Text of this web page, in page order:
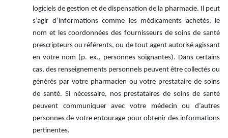
logiciels de gestion et de dispensation de la pharmacie. Il peut
s’agir d’informations comme les médicaments achetés, le
nom et les coordonnées des fournisseurs de soins de santé
prescripteurs ou référents, ou de tout agent autorisé agissant
en votre nom (p. ex., personnes soignantes). Dans certains
cas, des renseignements personnels peuvent être collectés ou
générés par votre pharmacien ou votre prestataire de soins
de santé. Si nécessaire, nos prestataires de soins de santé
peuvent communiquer avec votre médecin ou d’autres
personnes de votre entourage pour obtenir des informations
pertinentes.